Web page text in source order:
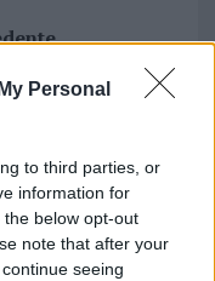
Personal
to third parties, or
information for
below opt-out
note that after your
seeing
il Campo Base: